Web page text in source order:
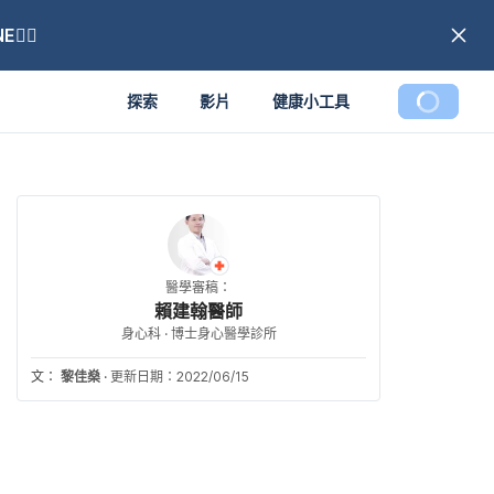
探索 影片 健康小工具
醫學審稿：
賴建翰醫師
身心科 · 博士身心醫學診所
文： 黎佳燊 · 更新日期：2022/06/15